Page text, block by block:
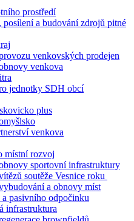
prostředí
posílení a budování zdrojů pitné
venkovských prodejen
venkova
jednotky SDH obcí
plus
venkova
místní rozvoj
sportovní infrastruktury
soutěže Vesnice roku
a obnovy míst
pasivního odpočinku
infrastruktura